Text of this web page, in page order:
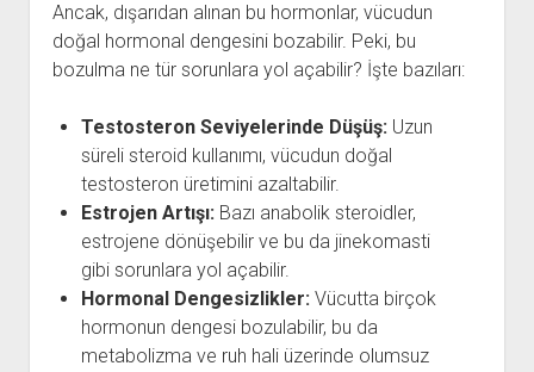
Ancak, dışarıdan alınan bu hormonlar, vücudun
doğal hormonal dengesini bozabilir. Peki, bu
bozulma ne tür sorunlara yol açabilir? İşte bazıları:
Testosteron Seviyelerinde Düşüş:Uzun
süreli steroid kullanımı, vücudun doğal
testosteron üretimini azaltabilir.
Estrojen Artışı:Bazı anabolik steroidler,
estrojene dönüşebilir ve bu da jinekomasti
gibi sorunlara yol açabilir.
Hormonal Dengesizlikler:Vücutta birçok
hormonun dengesi bozulabilir, bu da
metabolizma ve ruh hali üzerinde olumsuz